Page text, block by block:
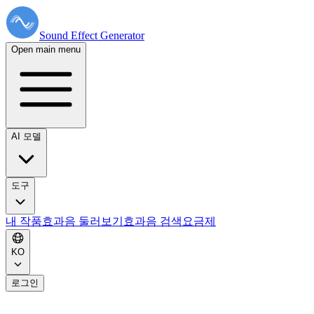
Sound Effect Generator
Open main menu
AI 모델
도구
내 작품효과음 둘러보기 효과음 검색 요금제
KO
로그인